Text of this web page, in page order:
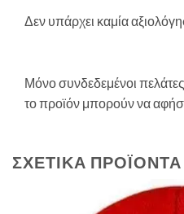
Δεν υπάρχει καμία
Μόνο συνδεδεμένοι
το προϊόν μπορούν να
ΣΧΕΤΙΚΆ ΠΡΟΪΌΝΤΑ